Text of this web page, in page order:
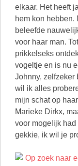
elkaar. Het heeft
hem kon hebben.
beleefde
voor haar man.
prikkelseks
vogeltje en is nu
Johnny, zelfzeker
wil ik alles
mijn schat op
Marieke Dirkx,
voor mogelijk had
gekkie, ik wil je